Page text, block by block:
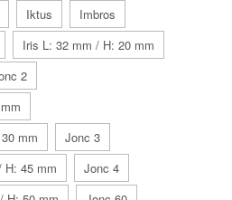
Iktus
Imbros
Iris L: 32 mm / H: 20 mm
2
mm
Jonc 3
H: 45 mm
Jonc 4